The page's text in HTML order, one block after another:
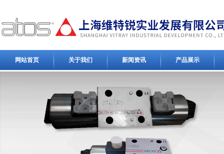
网站首页 关于我们 新闻资讯 产品展示